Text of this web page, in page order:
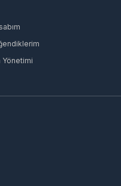
Yönetimi